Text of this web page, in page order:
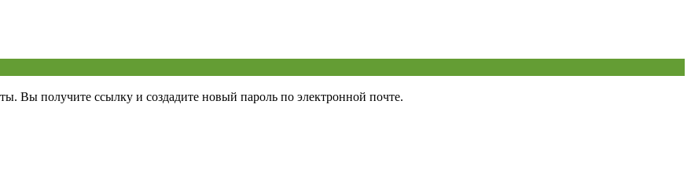
Вы получите ссылку и создадите новый пароль по электронной почте.